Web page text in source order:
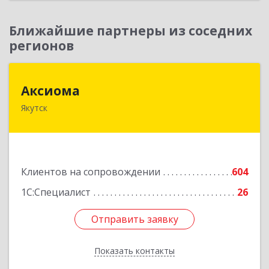
Ближайшие партнеры из соседних
регионов
Аксиома
Якутск
Клиентов на сопровождении
604
1С:Специалист
26
Отправить заявку
Показать контакты
677000, Саха /Якутия/ Респ, Якутск г, Чиряева
Отправить заявку
Назад